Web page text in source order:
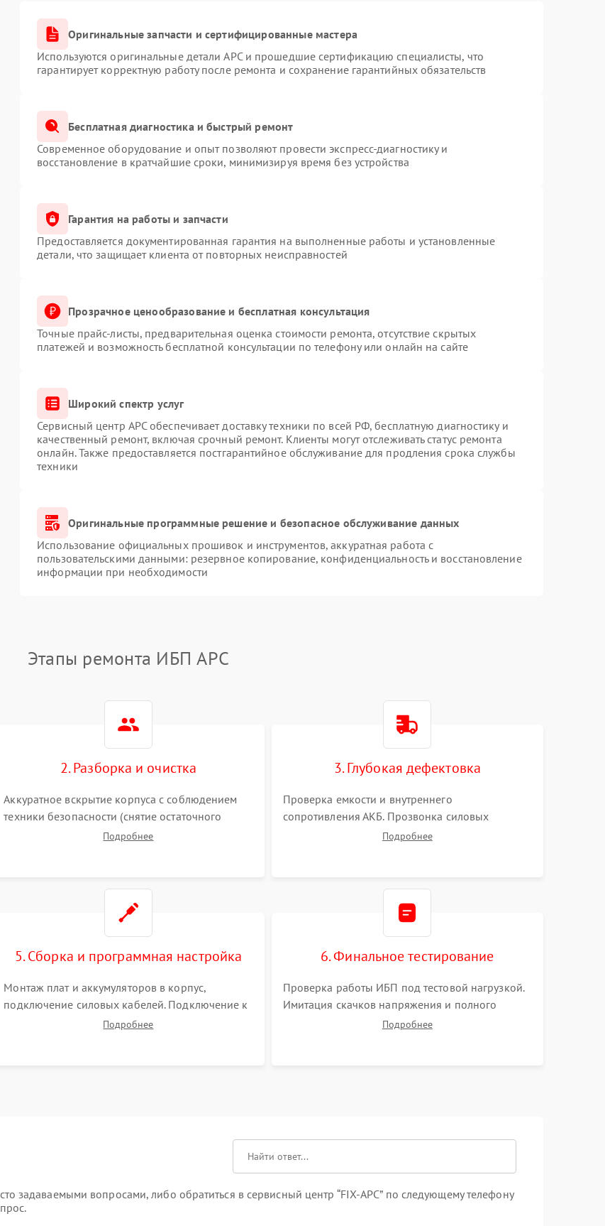
с заменой поврежденных элементов и
специализированного
управления, реле и цепей коммутации. После
с учетом особенностей
Оригинальные запчасти и сертифицированные мастера
Используются оригинальные детали APC и прошедшие сертификацию специалисты, что
гарантирует корректную работу после ремонта и сохранение гарантийных обязательств
Бесплатная диагностика и быстрый ремонт
Современное оборудование и опыт позволяют провести экспресс-диагностику и
восстановление в кратчайшие сроки, минимизируя время без устройства
Гарантия на работы и запчасти
Предоставляется документированная гарантия на выполненные работы и установленные
детали, что защищает клиента от повторных неисправностей
Прозрачное ценообразование и бесплатная консультация
Точные прайс-листы, предварительная оценка стоимости ремонта, отсутствие скрытых
платежей и возможность бесплатной консультации по телефону или онлайн на сайте
Широкий спектр услуг
Сервисный центр APC обеспечивает доставку техники по всей РФ, бесплатную диагностику и
качественный ремонт, включая срочный ремонт. Клиенты могут отслеживать статус ремонта
онлайн. Также предоставляется постгарантийное обслуживание для продления срока службы
техники
Оригинальные программные решение и безопасное обслуживание данных
Использование официальных прошивок и инструментов, аккуратная работа с
пользовательскими данными: резервное копирование, конфиденциальность и восстановление
информации при необходимости
Этапы ремонта ИБП APC
2. Разборка и очистка
Аккуратное вскрытие корпуса с соблюдением
техники безопасности (снятие остаточного
заряда). Очистка плат, радиаторов и кулеров от
Подробнее
3. Глубокая дефектовка
Проверка емкости и внутреннего
сопротивления АКБ. Прозвонка силовых
транзисторов инвертора, диодов, реле
Подробнее
5. Сборка и программная настройка
Монтаж плат и аккумуляторов в корпус,
подключение силовых кабелей. Подключение к
ПК для программной калибровки констант
Подробнее
6. Финальное тестирование
Проверка работы ИБП под тестовой нагрузкой.
Имитация скачков напряжения и полного
отключения сети. Контроль времени автономной
Подробнее
задаваемыми вопросами, либо обратиться в сервисный центр “FIX-APC” по следующему телефону